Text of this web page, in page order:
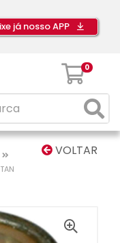
já nosso APP
0
VOLTAR